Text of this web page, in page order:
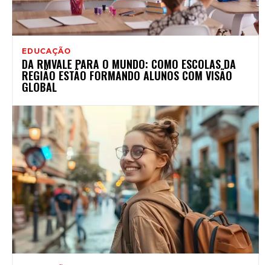
EDUCAÇÃO
DA RMVALE PARA O MUNDO: COMO ESCOLAS DA
REGIÃO ESTÃO FORMANDO ALUNOS COM VISÃO
GLOBAL